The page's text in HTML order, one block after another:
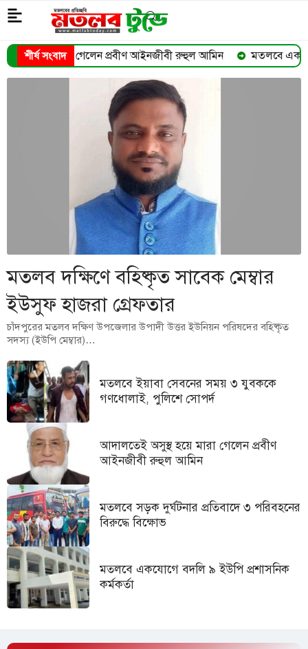
শীর্ষ সংবাদ
আইনজীবী রুহুল আমিন ➜ মতলবে একযোগে বদলি ৯ ইউপি
মতলবে ইয়াবা সেবনের সময় ৩ যুবককে
গণধোলাই, পুলিশে সোপর্দ
আদালতেই অসুস্থ হয়ে মারা গেলেন প্রবীণ
আইনজীবী রুহুল আমিন
মতলবে সড়ক দুর্ঘটনার প্রতিবাদে ৩ পরিবহনের
বিরুদ্ধে বিক্ষোভ
মতলবে একযোগে বদলি ৯ ইউপি প্রশাসনিক
কর্মকর্তা
মতলব দক্ষিণে বহিষ্কৃত সাবেক মেম্বার
ইউসুফ হাজরা গ্রেফতার
চাঁদপুরের মতলব দক্ষিণ উপজেলার উপাদী উত্তর ইউনিয়ন পরিষদের বহিষ্কৃত
সদস্য (ইউপি মেম্বার)…